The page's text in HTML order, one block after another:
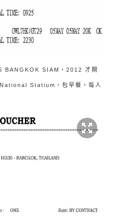
BANGKOK SIAM ， 2012 才開
Statium，包早餐，每人